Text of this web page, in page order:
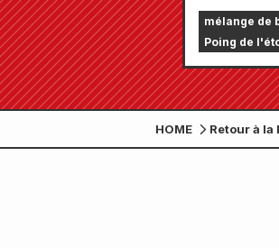
spéciale
Survivant
mélange de
Poing de
HOME Retour à